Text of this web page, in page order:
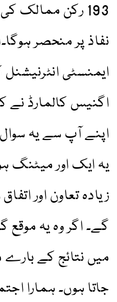
193 رکن
نفاذ پر منحصر
ایمنسٹی
اگنیس کالمارڈ نے
اپنے آپ سے یہ
یہ ایک اور میٹنگ
زیادہ تعاون اور
گے۔ اگر وہ یہ موقع
میں نتائج کے
جاتا ہوں۔ ہمارا